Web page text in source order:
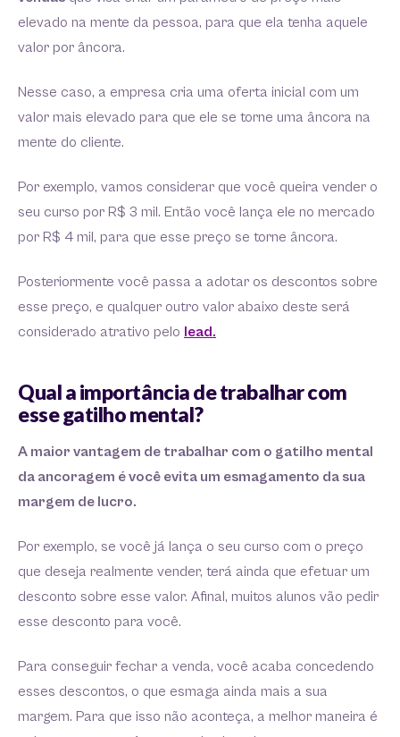
elevado na mente da pessoa, para que ela tenha aquele
valor por âncora.
Nesse caso, a empresa cria uma oferta inicial com um
valor mais elevado para que ele se torne uma âncora na
mente do cliente.
Por exemplo, vamos considerar que você queira vender o
seu curso por R$ 3 mil. Então você lança ele no mercado
por R$ 4 mil, para que esse preço se torne âncora.
Posteriormente você passa a adotar os descontos sobre
esse preço, e qualquer outro valor abaixo deste será
considerado atrativo pelo lead.
Qual a importância de trabalhar com
esse gatilho mental?
A maior vantagem de trabalhar com o gatilho mental
da ancoragem é você evita um esmagamento da sua
margem de lucro.
Por exemplo, se você já lança o seu curso com o preço
que deseja realmente vender, terá ainda que efetuar um
desconto sobre esse valor. Afinal, muitos alunos vão pedir
esse desconto para você.
Para conseguir fechar a venda, você acaba concedendo
esses descontos, o que esmaga ainda mais a sua
margem. Para que isso não aconteça, a melhor maneira é